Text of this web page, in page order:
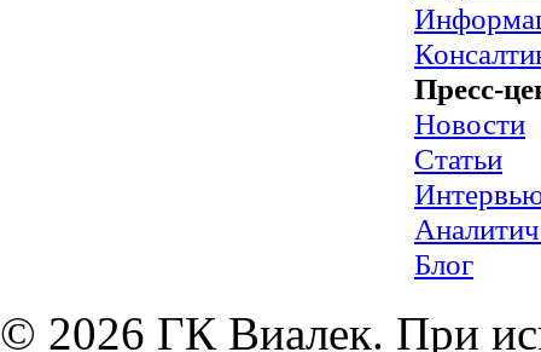
Пресс-
Новости
Статьи
Блог
© 2026 ГК Виалек. При